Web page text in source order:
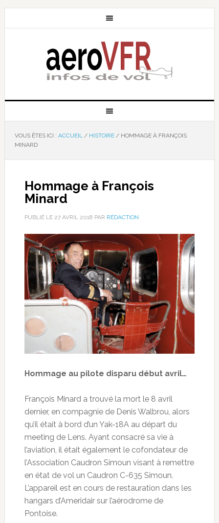
VOUS ÊTES ICI : ACCUEIL / HISTOIRE /HOMMAGE À FRANÇOIS
MINARD
Hommage à François
Minard
PUBLIÉ LE 27 AVRIL 2018 PAR RÉDACTION
Hommage au pilote disparu début avril…
François Minard a trouvé la mort le 8 avril
dernier, en compagnie de Denis Walbrou, alors
qu’il était à bord d’un Yak-18A au départ du
meeting de Lens. Ayant consacré sa vie à
l’aviation, il était également le cofondateur de
l’Association Caudron Simoun visant à remettre
en état de vol un Caudron C-635 Simoun.
L’appareil est en cours de restauration dans les
hangars d’Ameridair sur l’aérodrome de
Pontoise.